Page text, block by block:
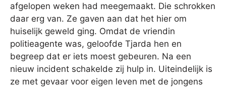
afgelopen weken had meegemaakt. Die schrokken
daar erg van. Ze gaven aan dat het hier om
huiselijk geweld ging. Omdat de vriendin
politieagente was, geloofde Tjarda hen en
begreep dat er iets moest gebeuren. Na een
nieuw incident schakelde zij hulp in. Uiteindelijk is
ze met gevaar voor eigen leven met de jongens